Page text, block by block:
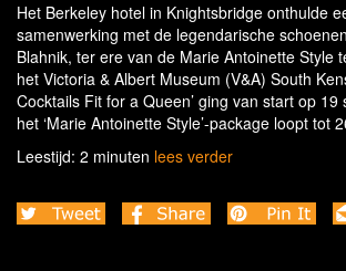
Het Berkeley hotel in Knightsbridge onthulde
samenwerking met de legendarische
Blahnik, ter ere van de Marie Antoinette Style
het Victoria & Albert Museum (V&A) South
Cocktails Fit for a Queen’ ging van start op
het ‘Marie Antoinette Style’-package loopt tot
Leestijd: 2 minuten lees verder